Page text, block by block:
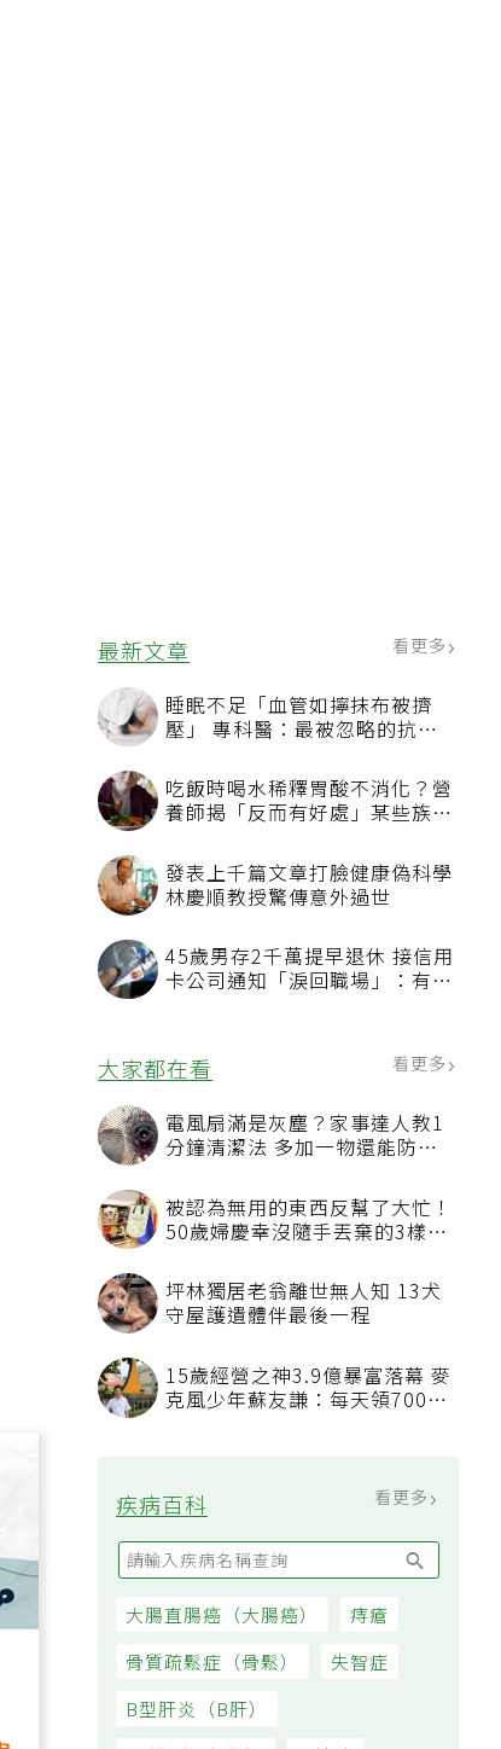
最新文章 看更多
睡眠不足「血管如擰抹布被擠
壓」 專科醫：最被忽略的抗老
吃飯時喝水稀釋胃酸不消化？營
養師揭「反而有好處」某些族群
發表上千篇文章打臉健康偽科學
林慶順教授驚傳意外過世
45歲男存2千萬提早退休 接信用
卡公司通知「淚回職場」：有錢
大家都在看
電風扇滿是灰塵？家事達人教1
被認為無用的東西反幫了大忙！
50歲婦慶幸沒隨手丟棄的3樣物
品
坪林獨居老翁離世無人知 13犬
15歲經營之神3.9億暴富落幕 麥
疾病百科